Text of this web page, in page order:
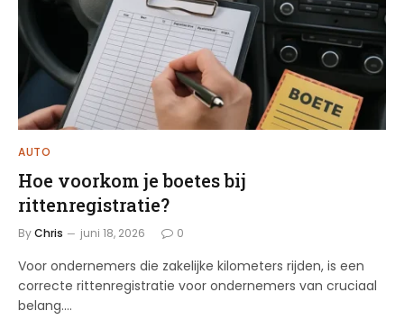
AUTO
Hoe voorkom je boetes bij
rittenregistratie?
ByChris juni 18, 2026 0
Voor ondernemers die zakelijke kilometers rijden, is een
correcte rittenregistratie voor ondernemers van cruciaal
belang.…